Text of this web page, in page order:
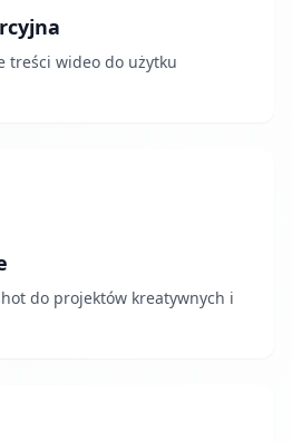
treści wideo do użytku
do projektów kreatywnych i